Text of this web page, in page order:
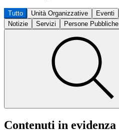
Tutto Unità Organizzative Eventi
Notizie
Servizi Persone Pubbliche
Contenuti in evidenza